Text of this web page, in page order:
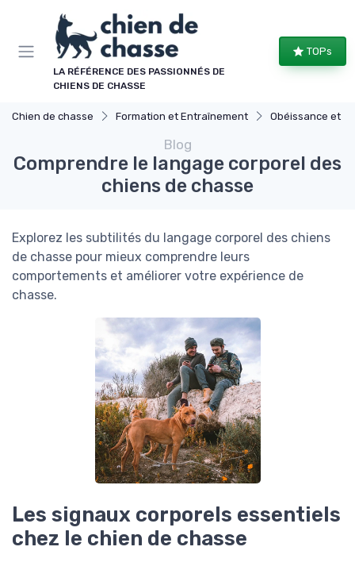
LA RÉFÉRENCE DES PASSIONNÉS DE
CHIENS DE CHASSE
TOPs
Chien de chasse Formation et Entraînement Obéissance et
Blog
Comprendre le langage corporel des
chiens de chasse
Explorez les subtilités du langage corporel des chiens
de chasse pour mieux comprendre leurs
comportements et améliorer votre expérience de
chasse.
Les signaux corporels essentiels
chez le chien de chasse
Panneau de gestion des cookies